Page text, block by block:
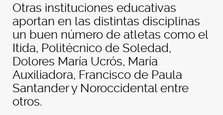
Otras instituciones educativas
aportan en las distintas disciplinas
un buen número de atletas como el
Itida, Politécnico de Soledad,
Dolores María Ucrós, María
Auxiliadora, Francisco de Paula
Santander y Noroccidental entre
otros.